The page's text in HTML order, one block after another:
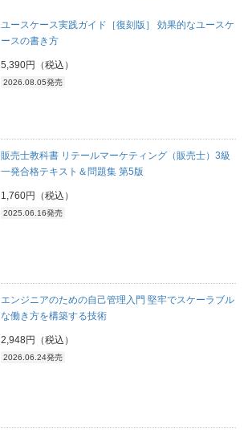
ユースケース実践ガイド［復刻版］ 効果的なユースケ
ースの書き方
5,390円（税込）
2026.08.05発売
販売士教科書 リテールマーケティング（販売士）3級
一発合格テキスト＆問題集 第5版
1,760円（税込）
2025.06.16発売
エンジニアのための自己管理入門 堅牢でスケーラブル
な働き方を構築する技術
2,948円（税込）
2026.06.24発売